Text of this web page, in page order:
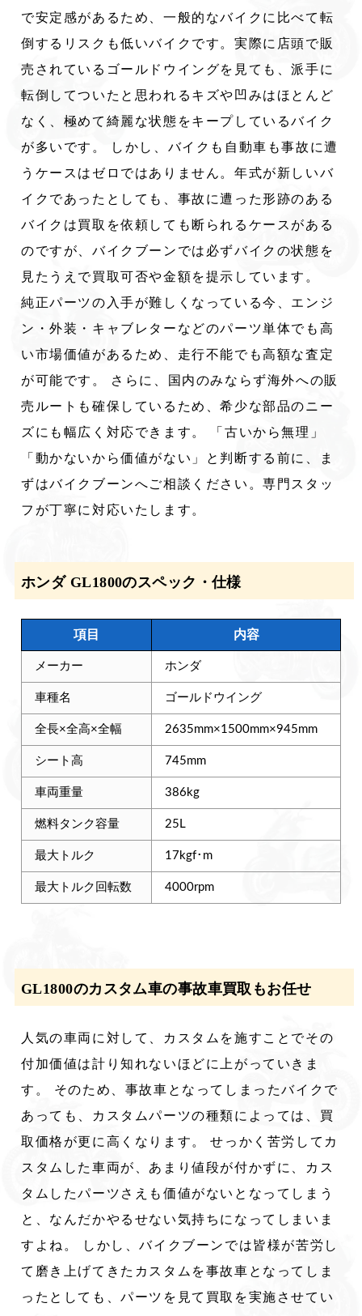
で安定感があるため、一般的なバイクに比べて転
倒するリスクも低いバイクです。実際に店頭で販
売されているゴールドウイングを見ても、派手に
転倒してついたと思われるキズや凹みはほとんど
なく、極めて綺麗な状態をキープしているバイク
が多いです。 しかし、バイクも自動車も事故に遭
うケースはゼロではありません。年式が新しいバ
イクであったとしても、事故に遭った形跡のある
バイクは買取を依頼しても断られるケースがある
のですが、バイクブーンでは必ずバイクの状態を
見たうえで買取可否や金額を提示しています。
純正パーツの入手が難しくなっている今、エンジ
ン・外装・キャブレターなどのパーツ単体でも高
い市場価値があるため、走行不能でも高額な査定
が可能です。 さらに、国内のみならず海外への販
売ルートも確保しているため、希少な部品のニー
ズにも幅広く対応できます。 「古いから無理」
「動かないから価値がない」と判断する前に、ま
ずはバイクブーンへご相談ください。専門スタッ
フが丁寧に対応いたします。
ホンダ GL1800のスペック・仕様
項目 内容
メーカー ホンダ
車種名 ゴールドウイング
全長×全高×全幅 2635mm×1500mm×945mm
シート高 745mm
車両重量 386kg
燃料タンク容量 25L
最大トルク 17kgf･m
最大トルク回転数 4000rpm
GL1800のカスタム車の事故車買取もお任せ
人気の車両に対して、カスタムを施すことでその
付加価値は計り知れないほどに上がっていきま
す。 そのため、事故車となってしまったバイクで
あっても、カスタムパーツの種類によっては、買
取価格が更に高くなります。 せっかく苦労してカ
スタムした車両が、あまり値段が付かずに、カス
タムしたパーツさえも価値がないとなってしまう
と、なんだかやるせない気持ちになってしまいま
すよね。 しかし、バイクブーンでは皆様が苦労し
て磨き上げてきたカスタムを事故車となってしま
ったとしても、パーツを見て買取を実施させてい